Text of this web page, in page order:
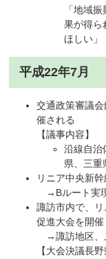
「地域
果が得ら
ほしい」
平成22年7月
交通政策審議
催される
【議事内容】
沿線自治
県、三重
リニア中央新
→Bルート実
諏訪市内で、
促進大会を開催
→諏訪地区、
【大会決議長